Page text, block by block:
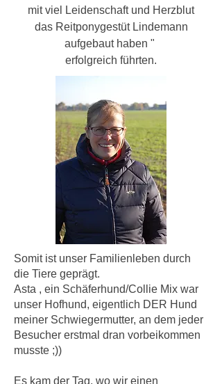
mit viel Leidenschaft und Herzblut
das Reitponygestüt Lindemann
aufgebaut haben "
erfolgreich führten.
Somit ist unser Familienleben durch
die Tiere geprägt.
Asta , ein Schäferhund/Collie Mix war
unser Hofhund, eigentlich DER Hund
meiner Schwiegermutter, an dem jeder
Besucher erstmal dran vorbeikommen
musste ;))
Es kam der Tag, wo wir einen